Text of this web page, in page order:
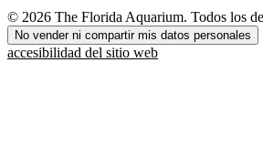
© 2026 The Florida Aquarium. Todos los
No vender ni compartir mis datos personales
accesibilidad del sitio web